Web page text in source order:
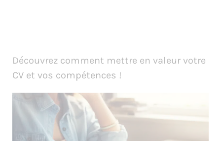
Découvrez comment mettre en valeur votre
CV et vos compétences !